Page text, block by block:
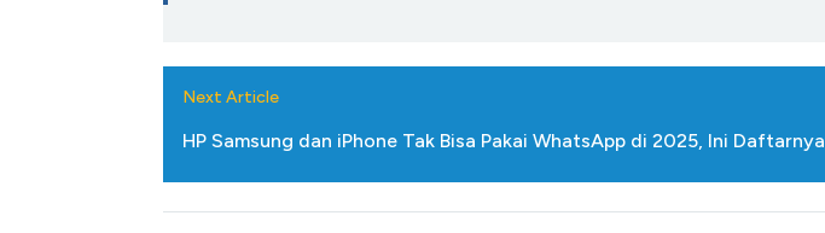
Next Article
HP Samsung dan iPhone Tak Bisa Pakai WhatsApp di 2025, Ini Daftarnya